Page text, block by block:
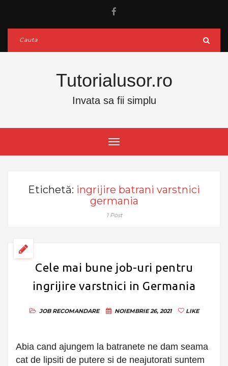
Tutorialusor.ro
Invata sa fii simplu
Etichetă: ingrijire batrani varstnici
germania
1 Post
Cele mai bune job-uri pentru
ingrijire varstnici in Germania
JOB RECOMANDARE NOIEMBRIE 26, 2021 LIKE
Abia cand ajungem la batranete ne dam seama
cat de lipsiti de putere si de neajutorati suntem